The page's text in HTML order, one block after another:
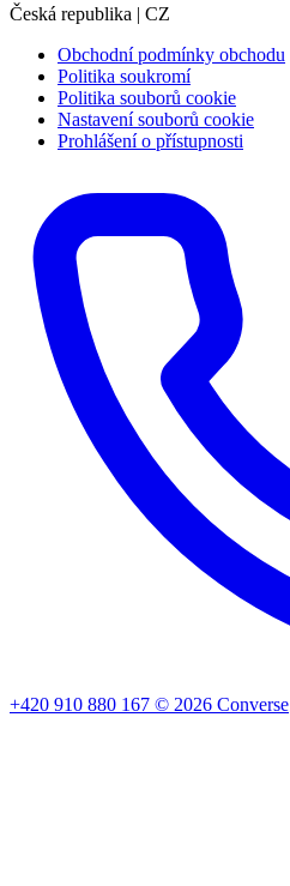
Česká republika | CZ
Obchodní podmínky obchodu
Politika soukromí
Politika souborů cookie
Nastavení souborů cookie
Prohlášení o přístupnosti
+420 910 880 167 © 2026 Converse